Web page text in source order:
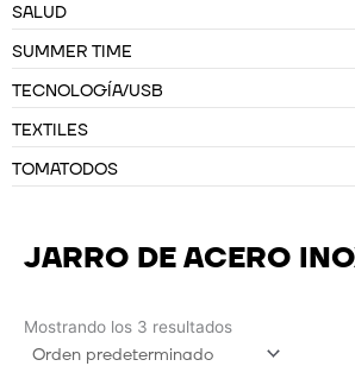
SALUD
SUMMER TIME
TECNOLOGÍA/USB
TEXTILES
TOMATODOS
JARRO DE ACERO
Mostrando los 3 resultados